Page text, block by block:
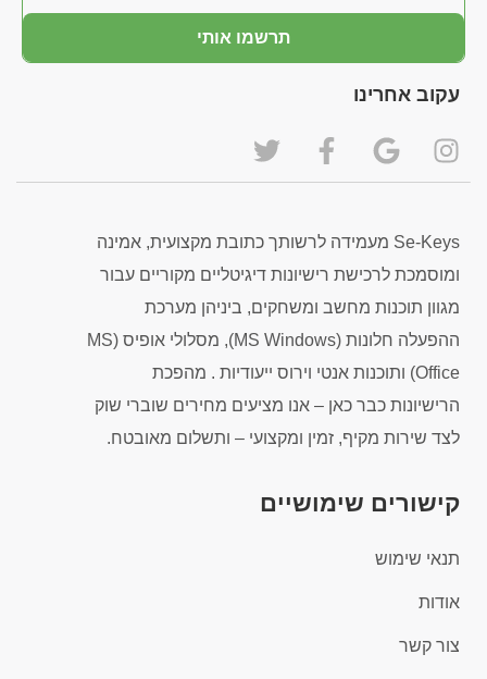
תרשמו אותי
עקוב אחרינו
Se-Keys מעמידה לרשותך כתובת מקצועית, אמינה
ומוסמכת לרכישת רישיונות דיגיטליים מקוריים עבור
מגוון תוכנות מחשב ומשחקים, ביניהן מערכת
ההפעלה חלונות (MS Windows), מסלולי אופיס (MS
Office) ותוכנות אנטי וירוס ייעודיות . מהפכת
הרישיונות כבר כאן – אנו מציעים מחירים שוברי שוק
לצד שירות מקיף, זמין ומקצועי – ותשלום מאובטח.
קישורים שימושיים
תנאי שימוש
אודות
צור קשר